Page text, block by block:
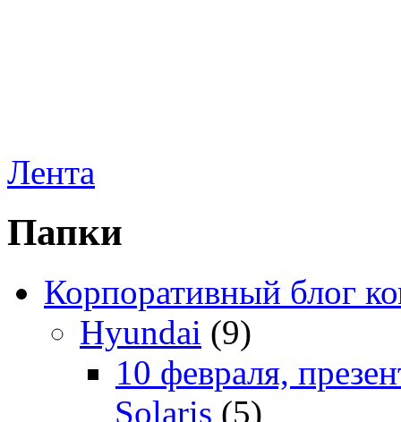
Лента
Папки
Корпоративный блог
Hyundai (9)
10 февраля,
Solaris (5)